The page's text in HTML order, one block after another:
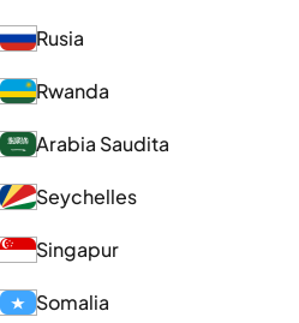
Rusia
Rwanda
Arabia Saudita
Seychelles
Singapur
Somalia